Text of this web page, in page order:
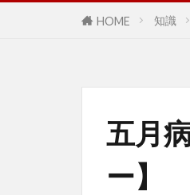
HOME 知識
五月
ー】